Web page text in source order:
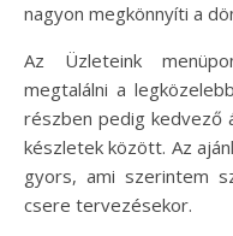
nagyon megkönnyíti a
Az Üzleteink
megtalálni a
részben pedig kedvező
készletek között. Az
gyors, ami szerintem
csere tervezésekor.